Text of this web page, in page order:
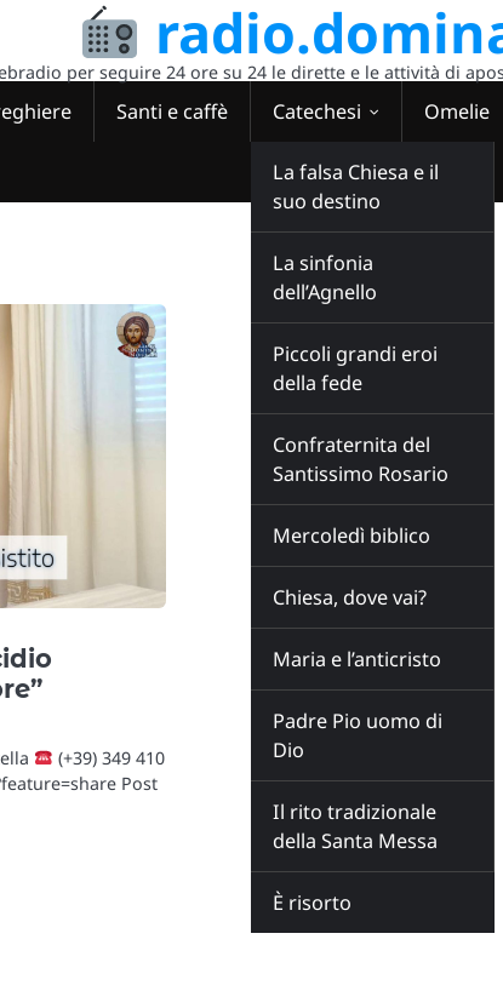
per seguire 24 ore su 24 le dirette e le attività di
Santi e caffè Catechesi
La falsa Chiesa e il
suo destino
La sinfonia
dell’Agnello
Piccoli grandi eroi
della fede
Confraternita del
Santissimo Rosario
Mercoledì biblico
Chiesa, dove vai?
Maria e l’anticristo
Padre Pio uomo di
Dio
Il rito tradizionale
della Santa Messa
È risorto
Omelie
(+39) 349 410
Post